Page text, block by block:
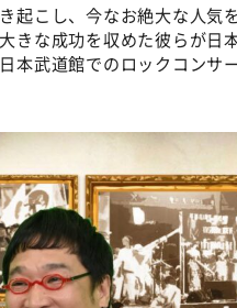
起こし、今なお絶大な人気
きな成功を収めた彼らが日
本武道館でのロックコンサ